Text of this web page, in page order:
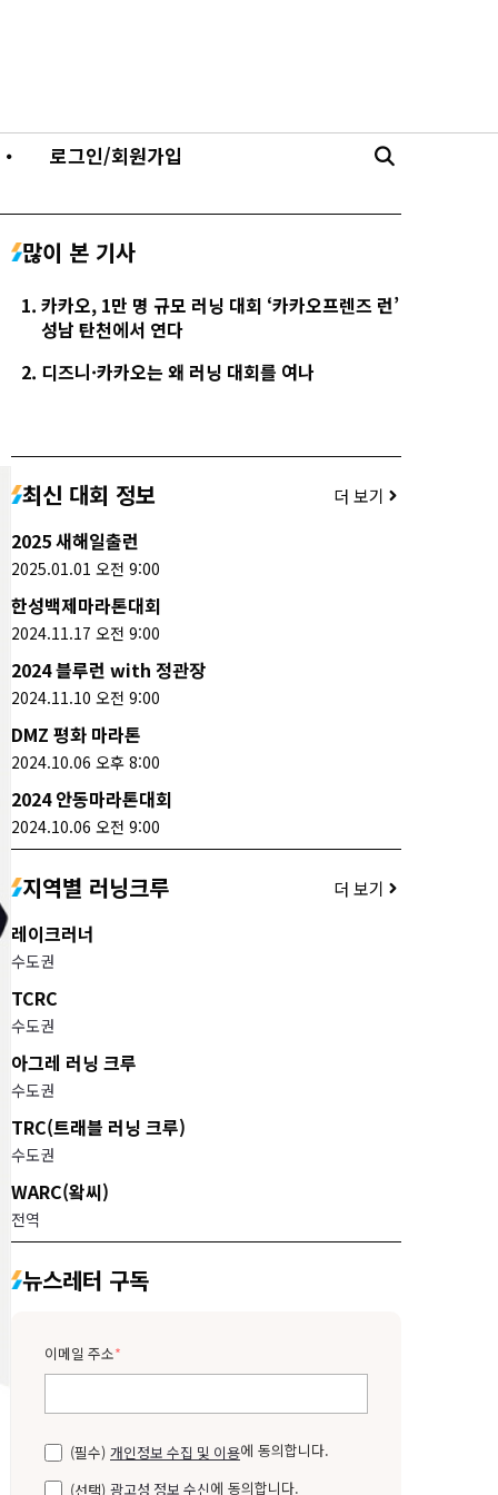
・ 로그인/회원가입
많이 본 기사
카카오, 1만 명 규모 러닝 대회 ‘카카오프렌즈 런’
성남 탄천에서 연다
디즈니·카카오는 왜 러닝 대회를 여나
최신 대회 정보 더 보기
2025 새해일출런
2025.01.01 오전 9:00
한성백제마라톤대회
2024.11.17 오전 9:00
2024 블루런 with 정관장
2024.11.10 오전 9:00
DMZ 평화 마라톤
2024.10.06 오후 8:00
2024 안동마라톤대회
2024.10.06 오전 9:00
지역별 러닝크루 더 보기
레이크러너
수도권
TCRC
수도권
아그레 러닝 크루
수도권
TRC(트래블 러닝 크루)
수도권
WARC(왘씨)
전역
뉴스레터 구독
이메일 주소*
(필수) 개인정보 수집 및 이용에 동의합니다.
(선택) 광고성 정보 수신에 동의합니다.